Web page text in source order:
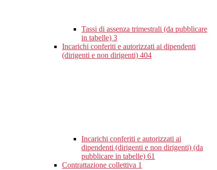
Tassi di assenza trimestrali (da pubblicare
in tabelle) 3
Incarichi conferiti e autorizzati ai dipendenti
(dirigenti e non dirigenti) 404
Incarichi conferiti e autorizzati ai
dipendenti (dirigenti e non dirigenti) (da
pubblicare in tabelle) 61
Contrattazione collettiva 1